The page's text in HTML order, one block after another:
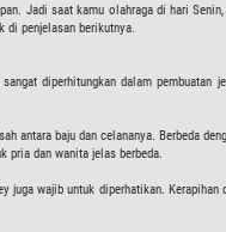
Jadi saat kamu olahraga di hari
di penjelasan berikutnya.
diperhitungkan dalam pembuatan
antara baju dan celananya. Berbeda
pria dan wanita jelas berbeda.
wajib untuk diperhatikan.